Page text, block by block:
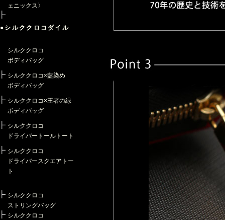
ェニックス〉
●シルククロコダイル
シルククロコ
ボディバッグ
シルククロコ×藍染め
ボディバッグ
シルククロコ×王者の緑
ボディバッグ
シルククロコ
ドライバートールトート
シルククロコ
ドライバースクエアトー
ト
シルククロコ
ストリングバッグ
シルククロコ